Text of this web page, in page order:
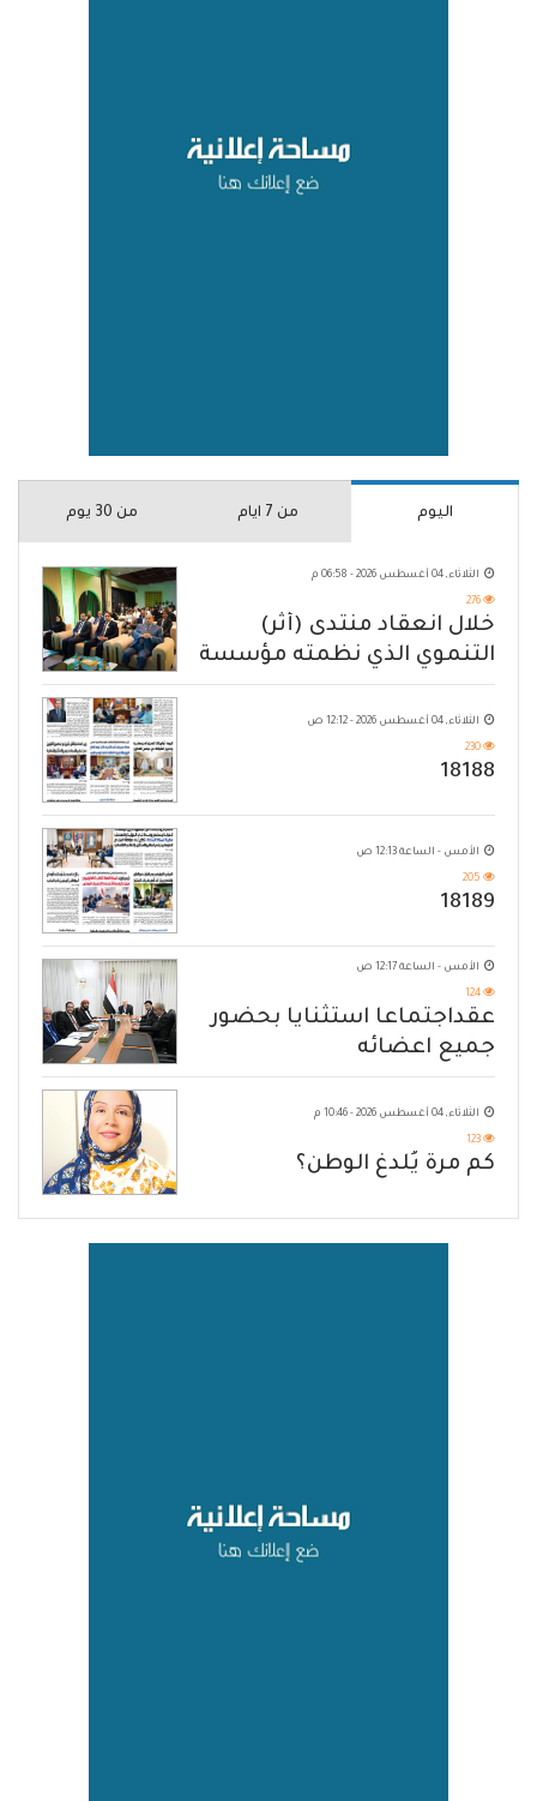
اليوم من 7 ايام من 30 يوم
الثلاثاء, 04 أغسطس 2026 - 06:58 م
276
خلال انعقاد منتدى (أثر)
التنموي الذي نظمته مؤسسة
حضرموت
الثلاثاء, 04 أغسطس 2026 - 12:12 ص
230
18188
الأمس - الساعة 12:13 ص
205
18189
الأمس - الساعة 12:17 ص
124
عقداجتماعا استثنايا بحضور
جميع اعضائه
الثلاثاء, 04 أغسطس 2026 - 10:46 م
123
كم مرة يُلدغ الوطن؟